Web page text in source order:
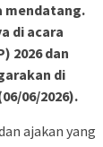
mendatang.
di acara
2026 dan
di
06/2026).
ajakan yang